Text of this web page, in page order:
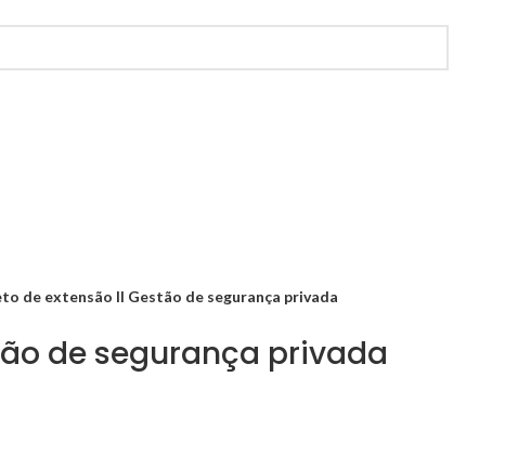
de extensão II Gestão de segurança privada
de segurança privada